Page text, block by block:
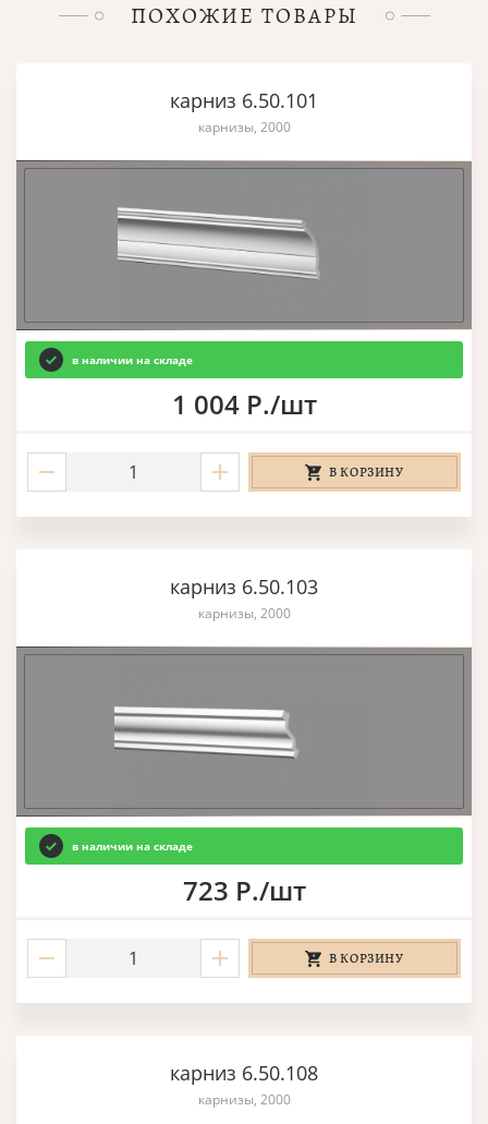
ПОХОЖИЕ ТОВАРЫ
карниз 6.50.101
карнизы, 2000
в наличии на складе
1 004 Р./шт
В КОРЗИНУ
карниз 6.50.103
карнизы, 2000
в наличии на складе
723 Р./шт
В КОРЗИНУ
карниз 6.50.108
карнизы, 2000